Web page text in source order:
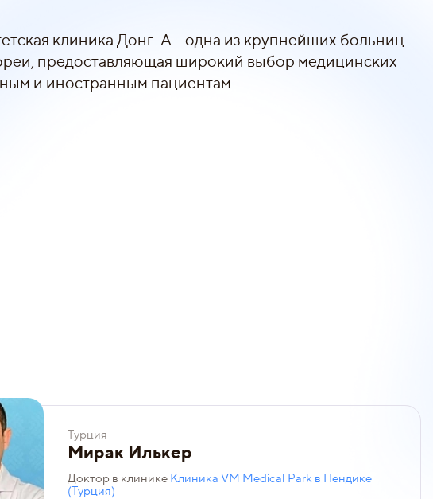
клиника Донг-А - одна из крупнейших больниц
предоставляющая широкий выбор медицинских
и иностранным пациентам.
Турция
Мирак Илькер
Доктор в клинике Клиника VM Medical Park в Пендике
(Турция)